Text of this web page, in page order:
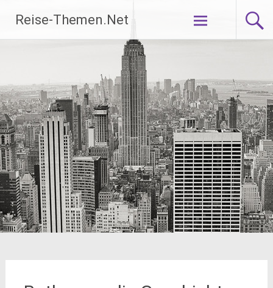
Inhalt
springen
Reise-Themen.Net